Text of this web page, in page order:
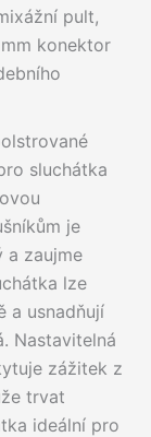
pult,
konektor
sluchátka
je
a zaujme
lze
a usnadňují
Nastavitelná
zážitek z
trvat
ideální pro